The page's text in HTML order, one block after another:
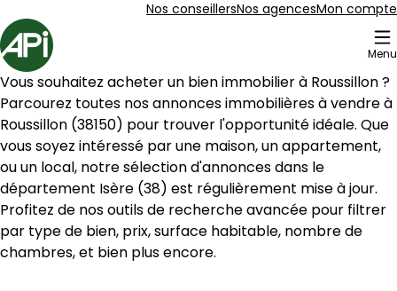
Nos conseillersNos agencesMon compte
Accueil
Menu
26 Biens en vente à Roussillon (38150)
45 m² 2 pièces Le Péage-de-
Aller à l'image1
Aller à l'image2
Aller à l'image3
Aller à l'image4
Aller à l'image5
Vous souhaitez acheter un bien immobilier à Roussillon ?
Roussillon (38150) pour trouver l'opportunité idéale. Que
vous soyez intéressé par une maison, un appartement,
ou un local, notre sélection d'annonces dans le
département Isère (38) est régulièrement mise à jour.
Profitez de nos outils de recherche avancée pour filtrer
par type de bien, prix, surface habitable, nombre de
chambres, et bien plus encore.